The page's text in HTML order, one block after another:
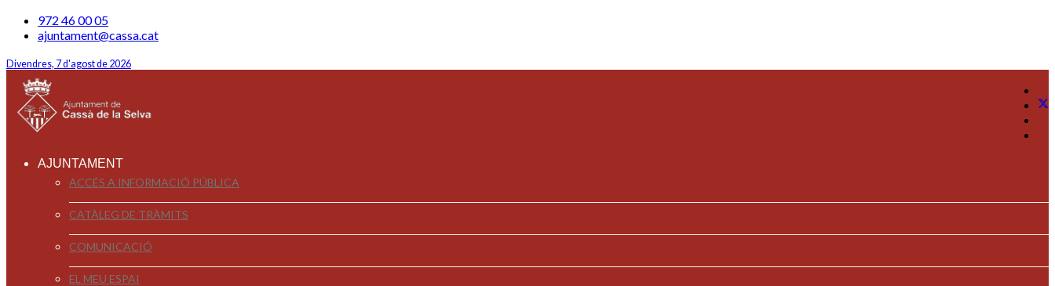
972 46 00 05
ajuntament@cassa.cat
Divendres, 7 d'agost de 2026
AJUNTAMENT
ACCÉS A INFORMACIÓ PÚBLICA
CATÀLEG DE TRÀMITS
COMUNICACIÓ
EL MEU ESPAI